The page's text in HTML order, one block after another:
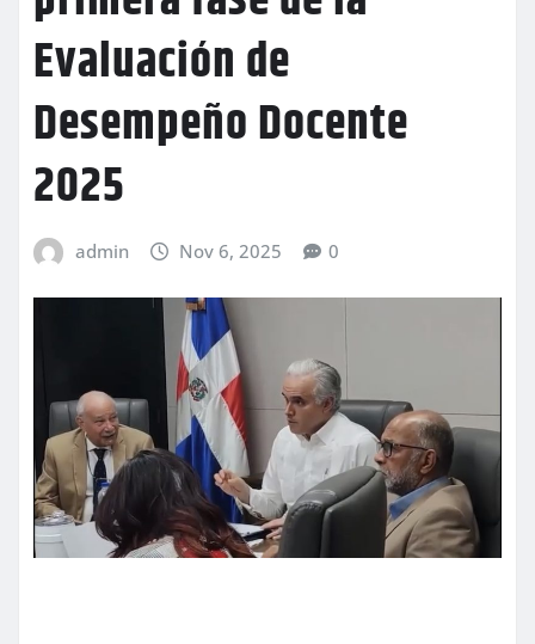
Evaluación de
Desempeño Docente
2025
admin Nov 6, 2025 0